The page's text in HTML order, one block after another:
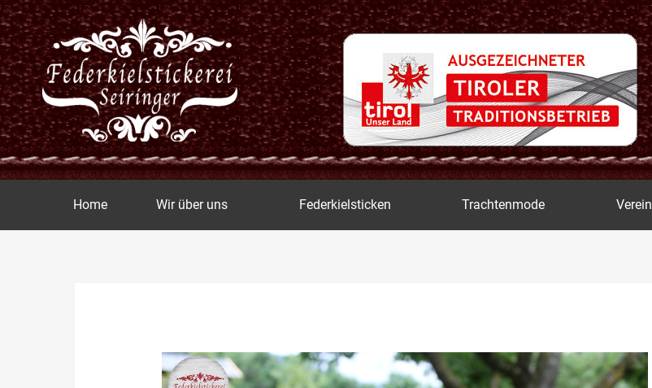
Zum
Inhalt
springen
Home Wir über uns Federkielsticken Trachtenmode